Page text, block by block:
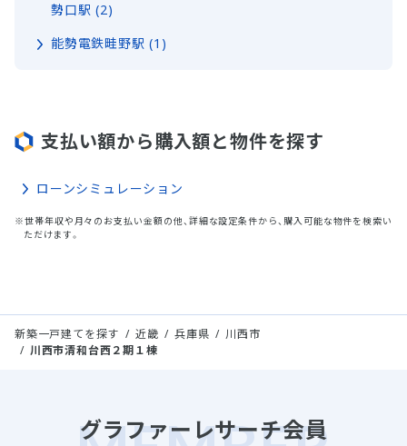
勢口駅 (2)
能勢電鉄畦野駅 (1)
支払い額から購入額と物件を探す
ローンシミュレーション
※世帯年収や月々のお支払い金額の他、詳細な設定条件から、購入可能な物件を検索い
ただけます。
新築一戸建てを探す 近畿 兵庫県
川西市
川西市清和台西２期１棟
グラファーレサーチ会員